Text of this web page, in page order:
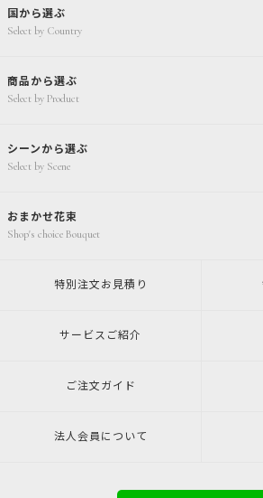
国から選ぶ
Select by Country
商品から選ぶ
Select by Product
シーンから選ぶ
Select by Scene
おまかせ花束
Shop's choice Bouquet
特別注文 お見積り
サービスご紹介
ご注文ガイド
法人会員について